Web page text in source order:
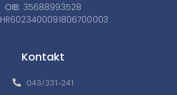
OIB: 35688993528
HR6023400091806700003
Kontakt
043/331-241